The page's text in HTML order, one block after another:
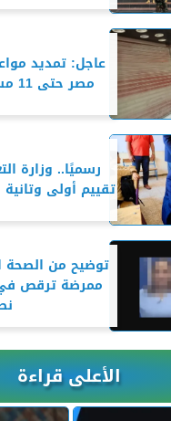
عاجل: تمديد
مصر حتى 11 مساءً لنهاية شهر...
رسميًا.. وزارة
تقييم أولى وتانية
توضيح من الصحة
ممرضة ترقص
الأعلى قراءة